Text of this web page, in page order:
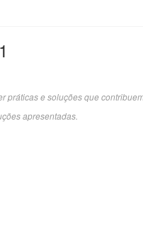
práticas e soluções que
apresentadas.